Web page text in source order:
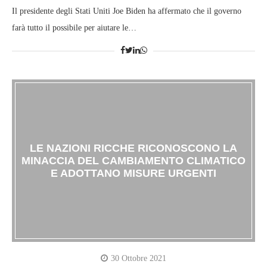
Il presidente degli Stati Uniti Joe Biden ha affermato che il governo
farà tutto il possibile per aiutare le…
LE NAZIONI RICCHE RICONOSCONO LA
MINACCIA DEL CAMBIAMENTO CLIMATICO
E ADOTTANO MISURE URGENTI
30 Ottobre 2021